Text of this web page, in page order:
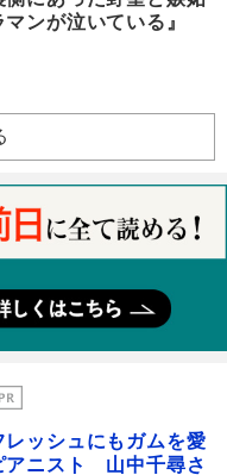
ンが泣いている』
レッシュにもガムを愛
アニスト 山中千尋さ